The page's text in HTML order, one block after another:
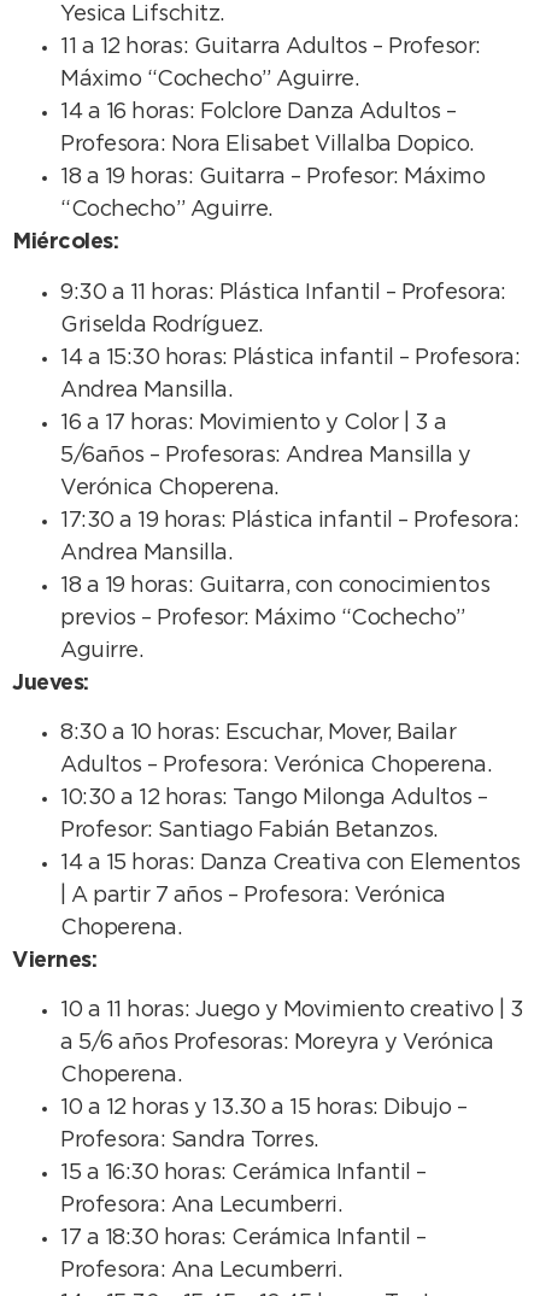
Yesica Lifschitz.
11 a 12 horas: Guitarra Adultos – Profesor:
Máximo “Cochecho” Aguirre.
14 a 16 horas: Folclore Danza Adultos –
Profesora: Nora Elisabet Villalba Dopico.
18 a 19 horas: Guitarra – Profesor: Máximo
“Cochecho” Aguirre.
Miércoles:
9:30 a 11 horas: Plástica Infantil – Profesora:
Griselda Rodríguez.
14 a 15:30 horas: Plástica infantil – Profesora:
Andrea Mansilla.
16 a 17 horas: Movimiento y Color | 3 a
5/6años – Profesoras: Andrea Mansilla y
Verónica Choperena.
17:30 a 19 horas: Plástica infantil – Profesora:
Andrea Mansilla.
18 a 19 horas: Guitarra, con conocimientos
previos – Profesor: Máximo “Cochecho”
Aguirre.
Jueves:
8:30 a 10 horas: Escuchar, Mover, Bailar
Adultos – Profesora: Verónica Choperena.
10:30 a 12 horas: Tango Milonga Adultos –
Profesor: Santiago Fabián Betanzos.
14 a 15 horas: Danza Creativa con Elementos
| A partir 7 años – Profesora: Verónica
Choperena.
Viernes:
10 a 11 horas: Juego y Movimiento creativo | 3
a 5/6 años Profesoras: Moreyra y Verónica
Choperena.
10 a 12 horas y 13.30 a 15 horas: Dibujo –
Profesora: Sandra Torres.
15 a 16:30 horas: Cerámica Infantil –
Profesora: Ana Lecumberri.
17 a 18:30 horas: Cerámica Infantil –
Profesora: Ana Lecumberri.